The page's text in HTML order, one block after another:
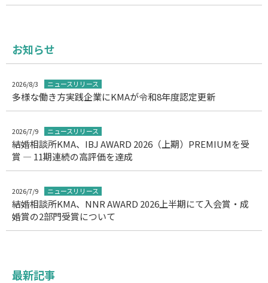
お知らせ
2026/8/3 ニュースリリース
多様な働き方実践企業にKMAが令和8年度認定更新
2026/7/9 ニュースリリース
結婚相談所KMA、IBJ AWARD 2026（上期）PREMIUMを受
賞 ― 11期連続の高評価を達成
2026/7/9 ニュースリリース
結婚相談所KMA、NNR AWARD 2026上半期にて入会賞・成
婚賞の2部門受賞について
最新記事